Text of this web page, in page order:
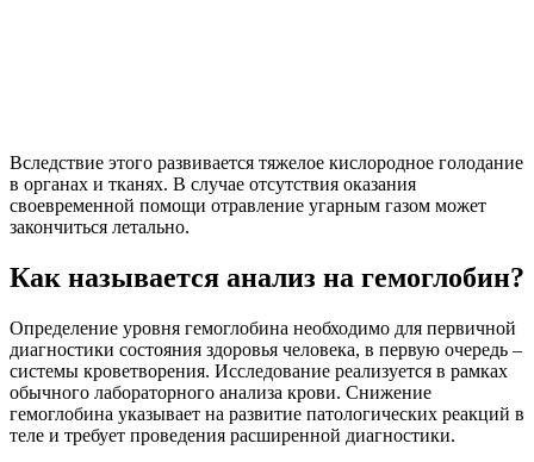
Вследствие этого развивается тяжелое кислородное голодание
в органах и тканях. В случае отсутствия оказания
своевременной помощи отравление угарным газом может
закончиться летально.
Как называется анализ на гемоглобин?
Определение уровня гемоглобина необходимо для первичной
диагностики состояния здоровья человека, в первую очередь –
системы кроветворения. Исследование реализуется в рамках
обычного лабораторного анализа крови. Снижение
гемоглобина указывает на развитие патологических реакций в
теле и требует проведения расширенной диагностики.